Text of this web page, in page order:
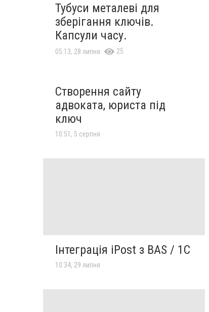
Тубуси металеві для
зберігання ключів.
Капсули часу.
05:13, 28 липня 25
Створення сайту
адвоката, юриста під
ключ
10:51, 5 серпня
Інтеграція iPost з BAS / 1С
10:34, 29 липня